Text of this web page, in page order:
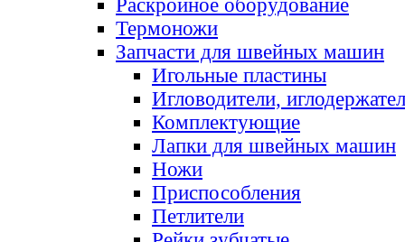
Раскройное оборудование
Термоножи
Запчасти для швейных машин
Игольные пластины
Игловодители,
Комплектующие
Лапки для швейных машин
Ножи
Приспособления
Петлители